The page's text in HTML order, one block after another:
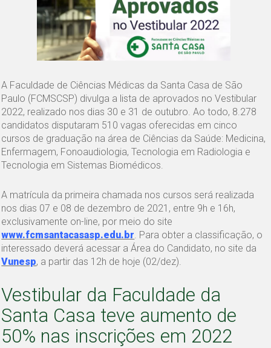
A Faculdade de Ciências Médicas da Santa Casa de São
Paulo (FCMSCSP) divulga a lista de aprovados no Vestibular
2022, realizado nos dias 30 e 31 de outubro. Ao todo, 8.278
candidatos disputaram 510 vagas oferecidas em cinco
cursos de graduação na área de Ciências da Saúde: Medicina,
Enfermagem, Fonoaudiologia, Tecnologia em Radiologia e
Tecnologia em Sistemas Biomédicos.
A matrícula da primeira chamada nos cursos será realizada
nos dias 07 e 08 de dezembro de 2021, entre 9h e 16h,
exclusivamente on-line, por meio do site
www.fcmsantacasasp.edu.br. Para obter a classificação, o
interessado deverá acessar a Área do Candidato, no site da
Vunesp, a partir das 12h de hoje (02/dez).
Vestibular da Faculdade da
Santa Casa teve aumento de
50% nas inscrições em 2022